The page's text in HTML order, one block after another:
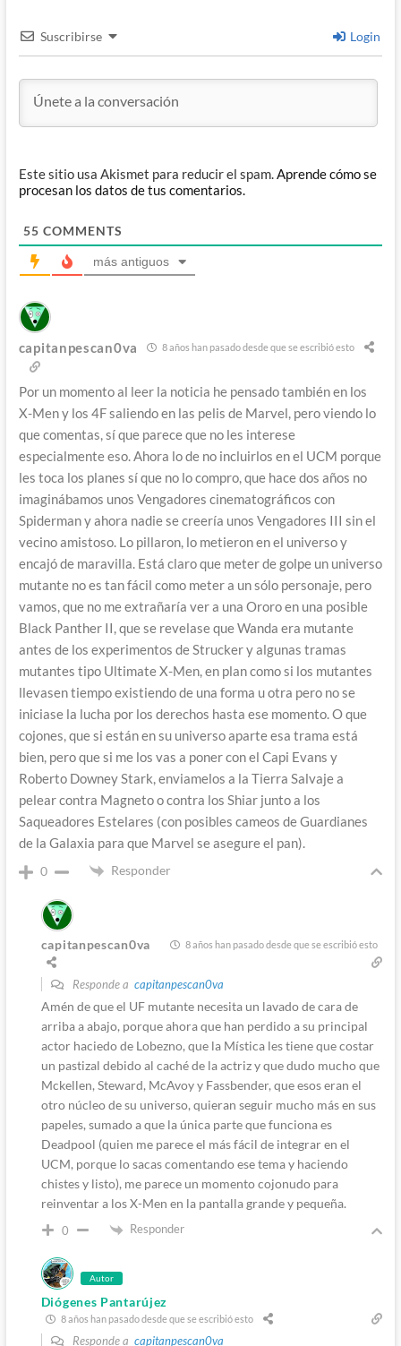
Suscribirse Login
Este sitio usa Akismet para reducir el spam.Aprende cómo se
procesan los datos de tus comentarios.
55 COMMENTS
más antiguos
capitanpescan0va 8 años han pasado desde que se escribió esto
Por un momento al leer la noticia he pensado también en los
X-Men y los 4F saliendo en las pelis de Marvel, pero viendo lo
que comentas, sí que parece que no les interese
especialmente eso. Ahora lo de no incluirlos en el UCM porque
les toca los planes sí que no lo compro, que hace dos años no
imaginábamos unos Vengadores cinematográficos con
Spiderman y ahora nadie se creería unos Vengadores III sin el
vecino amistoso. Lo pillaron, lo metieron en el universo y
encajó de maravilla. Está claro que meter de golpe un universo
mutante no es tan fácil como meter a un sólo personaje, pero
vamos, que no me extrañaría ver a una Ororo en una posible
Black Panther II, que se revelase que Wanda era mutante
antes de los experimentos de Strucker y algunas tramas
mutantes tipo Ultimate X-Men, en plan como si los mutantes
llevasen tiempo existiendo de una forma u otra pero no se
iniciase la lucha por los derechos hasta ese momento. O que
cojones, que si están en su universo aparte esa trama está
bien, pero que si me los vas a poner con el Capi Evans y
Roberto Downey Stark, enviamelos a la Tierra Salvaje a
pelear contra Magneto o contra los Shiar junto a los
Saqueadores Estelares (con posibles cameos de Guardianes
de la Galaxia para que Marvel se asegure el pan).
0 Responder
capitanpescan0va 8 años han pasado desde que se escribió esto
Responde a capitanpescan0va
Amén de que el UF mutante necesita un lavado de cara de
arriba a abajo, porque ahora que han perdido a su principal
actor haciedo de Lobezno, que la Mística les tiene que costar
un pastizal debido al caché de la actriz y que dudo mucho que
Mckellen, Steward, McAvoy y Fassbender, que esos eran el
otro núcleo de su universo, quieran seguir mucho más en sus
papeles, sumado a que la única parte que funciona es
Deadpool (quien me parece el más fácil de integrar en el
UCM, porque lo sacas comentando ese tema y haciendo
chistes y listo), me parece un momento cojonudo para
reinventar a los X-Men en la pantalla grande y pequeña.
0 Responder
Autor
Diógenes Pantarújez
8 años han pasado desde que se escribió esto
Responde a capitanpescan0va